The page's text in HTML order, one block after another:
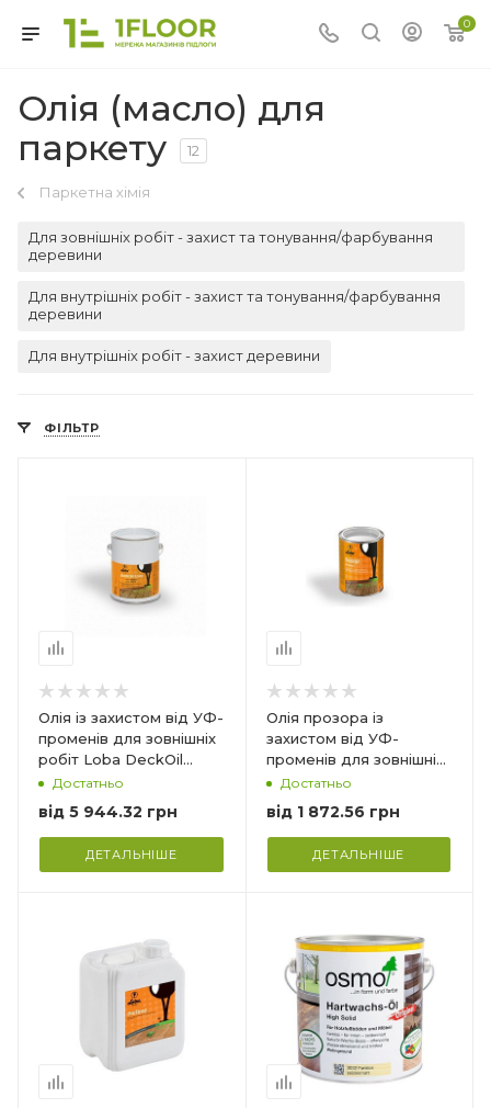
0
Олія (масло) для
паркету
12
Паркетна хімія
Для зовнішніх робіт - захист та тонування/фарбування
деревини
Для внутрішніх робіт - захист та тонування/фарбування
деревини
Для внутрішніх робіт - захист деревини
ФІЛЬТР
Олія із захистом від УФ-
променів для зовнішніх
робіт Loba DeckOil
Color
Достатньо
від 5 944.32 грн
ДЕТАЛЬНІШЕ
Призначення_
Для зовнішніх робіт.
Просочення
дерев'яних поверхонь
80-120 мл/м²
Олія прозора із
захистом від УФ-
променів для зовнішніх
робіт Loba DeckOil
Достатньо
від 1 872.56 грн
ДЕТАЛЬНІШЕ
Німеччина
Призначення_
Для внутрішніх робіт.
Для підлог з деревини
та корки, OSB-плит та
виробів з клеєної